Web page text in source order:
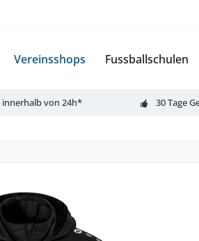
Vereinsshops Fussballschulen
innerhalb von 24h* 30 Tage